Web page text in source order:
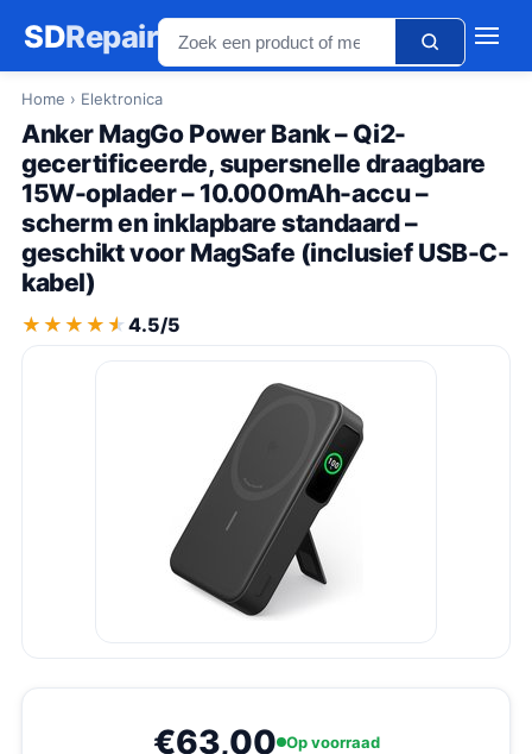
SDRepair
Home › Elektronica
Anker MagGo Power Bank – Qi2-
gecertificeerde, supersnelle draagbare
15W-oplader – 10.000mAh-accu –
scherm en inklapbare standaard –
geschikt voor MagSafe (inclusief USB-C-
kabel)
★★★★★
★★★★★ 4.5/5
€63,00 Op voorraad